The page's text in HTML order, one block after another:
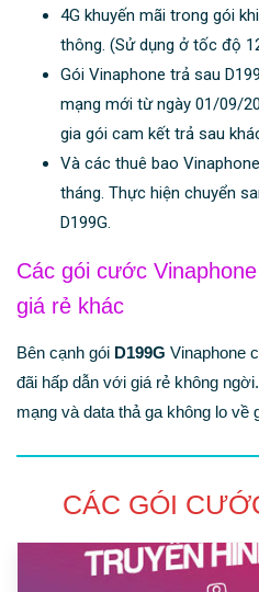
4G khuyến mãi trong gói
thông. (Sử dụng ở tốc độ
Gói Vinaphone trả sau
mạng mới từ ngày 01/09/
gia gói cam kết trả sau
Và các thuê bao
tháng. Thực hiện chuyển
D199G.
Các gói cước
giá rẻ khác
Bên cạnh gói D199G Vinaphone
đãi hấp dẫn với giá rẻ không
mạng và data thả ga không lo về
CÁC GÓI